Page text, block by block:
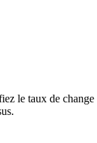
le taux de change